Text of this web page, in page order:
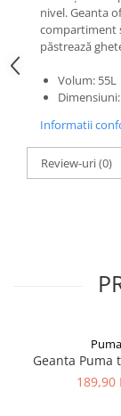
nivel. Geanta
compartiment
păstrează
Volum: 55L
Informatii
Review-uri(0)
Puma
Geanta Puma
189,90